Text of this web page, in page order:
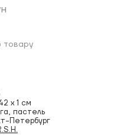
товару
x 1 см
пастель
Петербург